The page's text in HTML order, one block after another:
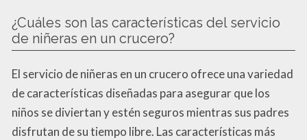
¿Cuáles son las características del servicio
de niñeras en un crucero?
El servicio de niñeras en un crucero ofrece una variedad
de características diseñadas para asegurar que los
niños se diviertan y estén seguros mientras sus padres
disfrutan de su tiempo libre. Las características más